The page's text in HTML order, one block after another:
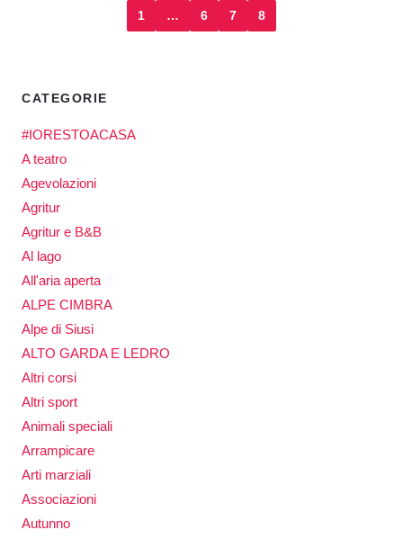
1 … 6 7 8
CATEGORIE
#IORESTOACASA
A teatro
Agevolazioni
Agritur
Agritur e B&B
Al lago
All'aria aperta
ALPE CIMBRA
Alpe di Siusi
ALTO GARDA E LEDRO
Altri corsi
Altri sport
Animali speciali
Arrampicare
Arti marziali
Associazioni
Autunno